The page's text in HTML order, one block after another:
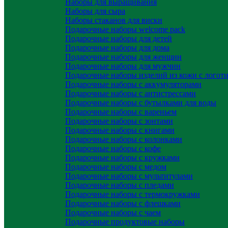
Наборы для выращивания
Наборы для сыра
Наборы стаканов для виски
Подарочные наборы welcome pack
Подарочные наборы для детей
Подарочные наборы для дома
Подарочные наборы для женщин
Подарочные наборы для мужчин
Подарочные наборы изделий из кожи с
Подарочные наборы с аккумуляторами
Подарочные наборы с антистрессами
Подарочные наборы с бутылками для воды
Подарочные наборы с вареньем
Подарочные наборы с зонтами
Подарочные наборы с книгами
Подарочные наборы с колонками
Подарочные наборы с кофе
Подарочные наборы с кружками
Подарочные наборы с медом
Подарочные наборы с мультитулами
Подарочные наборы с пледами
Подарочные наборы с термокружками
Подарочные наборы с флешками
Подарочные наборы с чаем
Подарочные продуктовые наборы